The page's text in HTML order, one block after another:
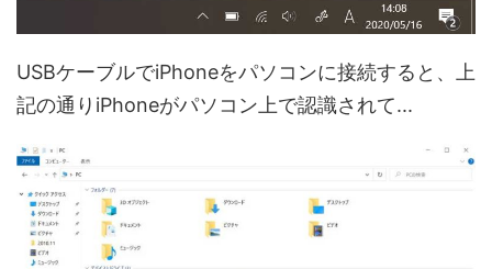
USBケーブルでiPhoneをパソコンに接続すると、上
記の通りiPhoneがパソコン上で認識されて...